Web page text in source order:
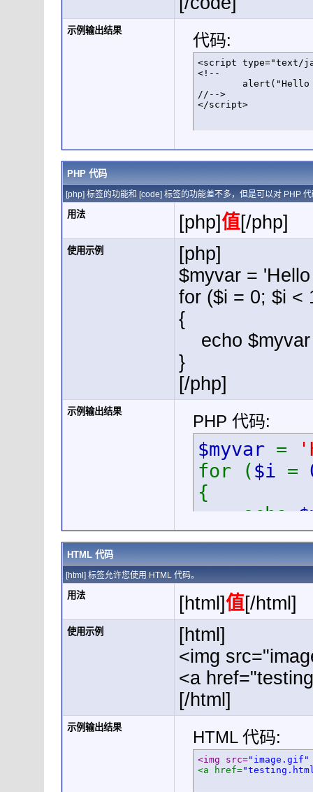
示例输出结果
代码:
<script type="text/
<!--
//-->
</script>
PHP 代码
[php] 标签的功能和 [code] 标签的功能差不多，但是可以对 PHP
用法 [php]值[/php]
使用示例
[php]
$myvar =
for ($i = 0; $i <
{
echo $myvar
}
[/php]
示例输出结果
PHP 代码:
$myvar =
for ($i =
{
echo
}
HTML 代码
[html] 标签允许您使用 HTML 代码。
用法 [html]值[/html]
使用示例
[html]
<img
<a
[/html]
示例输出结果
HTML 代码:
<img src="image.gif"
<a href=